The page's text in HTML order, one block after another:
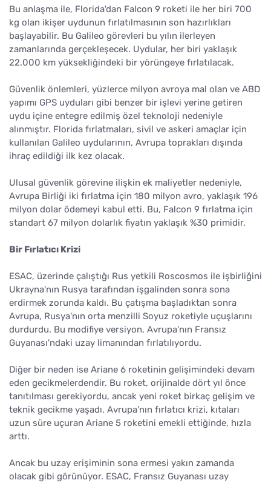
Bu anlaşma ile, Florida'dan Falcon 9 roketi ile her biri 700
kg olan ikişer uydunun fırlatılmasının son hazırlıkları
başlayabilir. Bu Galileo görevleri bu yılın ilerleyen
zamanlarında gerçekleşecek. Uydular, her biri yaklaşık
22.000 km yüksekliğindeki bir yörüngeye fırlatılacak.
Güvenlik önlemleri, yüzlerce milyon avroya mal olan ve ABD
yapımı GPS uyduları gibi benzer bir işlevi yerine getiren
uydu içine entegre edilmiş özel teknoloji nedeniyle
alınmıştır. Florida fırlatmaları, sivil ve askeri amaçlar için
kullanılan Galileo uydularının, Avrupa toprakları dışında
ihraç edildiği ilk kez olacak.
Ulusal güvenlik görevine ilişkin ek maliyetler nedeniyle,
Avrupa Birliği iki fırlatma için 180 milyon avro, yaklaşık 196
milyon dolar ödemeyi kabul etti. Bu, Falcon 9 fırlatma için
standart 67 milyon dolarlık fiyatın yaklaşık %30 primidir.
Bir Fırlatıcı Krizi
ESAC, üzerinde çalıştığı Rus yetkili Roscosmos ile işbirliğini
Ukrayna'nın Rusya tarafından işgalinden sonra sona
erdirmek zorunda kaldı. Bu çatışma başladıktan sonra
Avrupa, Rusya'nın orta menzilli Soyuz roketiyle uçuşlarını
durdurdu. Bu modifiye versiyon, Avrupa'nın Fransız
Guyanası'ndaki uzay limanından fırlatılıyordu.
Diğer bir neden ise Ariane 6 roketinin gelişimindeki devam
eden gecikmelerdendir. Bu roket, orijinalde dört yıl önce
tanıtılması gerekiyordu, ancak yeni roket birkaç gelişim ve
teknik gecikme yaşadı. Avrupa'nın fırlatıcı krizi, kıtaları
uzun süre uçuran Ariane 5 roketini emekli ettiğinde, hızla
arttı.
Ancak bu uzay erişiminin sona ermesi yakın zamanda
olacak gibi görünüyor. ESAC, Fransız Guyanası uzay